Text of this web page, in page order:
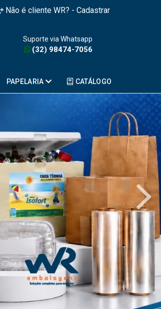
Não é cliente WR? - Cadastrar
Suporte via Whatsapp
(32) 98474-7056
PAPELARIA CATÁLOGO